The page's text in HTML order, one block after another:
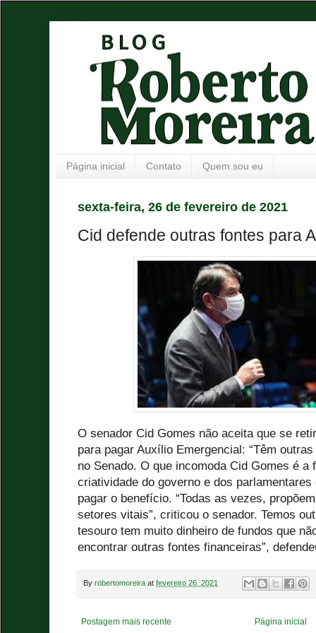
Página inicial Contato Quem sou eu
sexta-feira, 26 de fevereiro de 2021
Cid defende outras fontes para
O senador Cid Gomes não aceita que se
para pagar Auxílio Emergencial: “Têm
no Senado. O que incomoda Cid Gomes é a
criatividade do governo e dos
pagar o benefício. “Todas as vezes,
setores vitais”, criticou o senador. Temos
tesouro tem muito dinheiro de fundos que
encontrar outras fontes financeiras”,
By robertomoreira at fevereiro 26, 2021
Postagem mais recente Página inicial